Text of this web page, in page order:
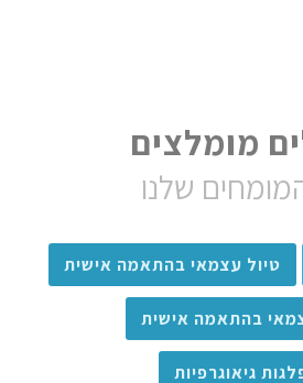
מומלצים
שלנו
טיול עצמאי בהתאמה אישית
בהתאמה אישית
גיאוגרפיות